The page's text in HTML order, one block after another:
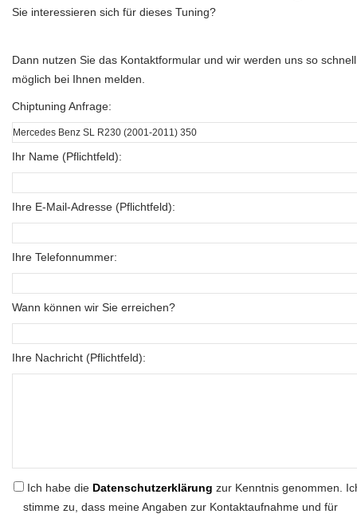
Sie interessieren sich für dieses Tuning?
Dann nutzen Sie das Kontaktformular und wir werden uns so
möglich bei Ihnen melden.
Chiptuning Anfrage:
Ihr Name (Pflichtfeld):
Ihre E-Mail-Adresse (Pflichtfeld):
Ihre Telefonnummer:
Wann können wir Sie erreichen?
Ihre Nachricht (Pflichtfeld):
Ich habe die Datenschutzerklärung zur Kenntnis genommen.
stimme zu, dass meine Angaben zur Kontaktaufnahme und für